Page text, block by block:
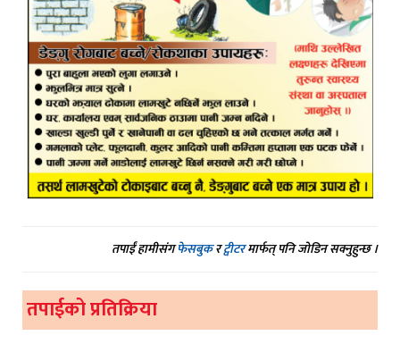
तपाईं हामीसंगफेसबुकरट्वीटरमार्फत् पनि जोडिन सक्नुहुन्छ ।
तपाईको प्रतिक्रिया